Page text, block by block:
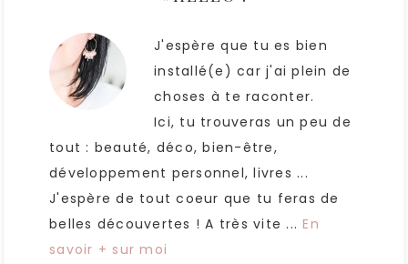
J'espère que tu es bien
installé(e) car j'ai plein de
choses à te raconter.
Ici, tu trouveras un peu de
tout : beauté, déco, bien-être,
développement personnel, livres ...
J'espère de tout coeur que tu feras de
belles découvertes ! A très vite ...En
savoir + sur moi